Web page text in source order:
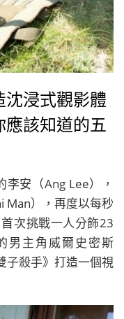
浸式觀影體
該知道的五
安（Ang Lee），
Man），再度以每秒
次挑戰一人分飾23
男主角威爾史密斯
子殺手》打造一個視